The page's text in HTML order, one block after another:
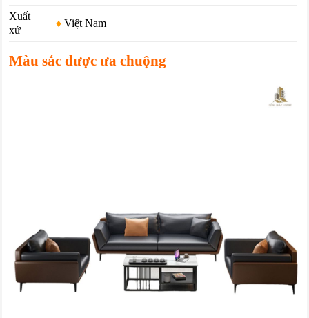
Xuất
xứ
♦Việt Nam
Màu sắc được ưa chuộng